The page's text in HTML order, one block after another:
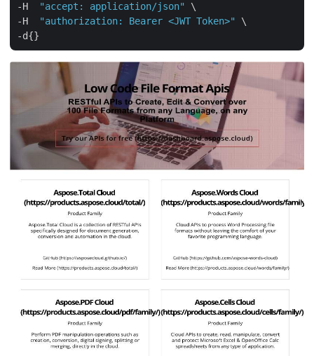
-H
"accept: application/json"
\
-H
"authorization: Bearer <JWT Token>"
\